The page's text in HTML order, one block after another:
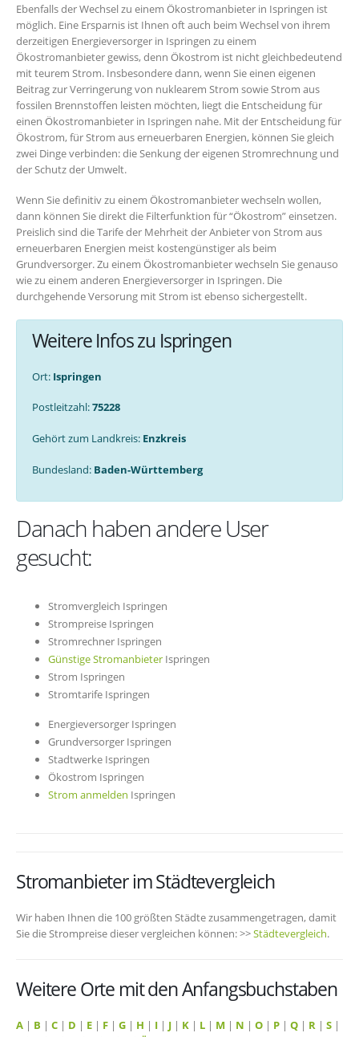
Ebenfalls der Wechsel zu einem Ökostromanbieter in Ispringen ist
möglich. Eine Ersparnis ist Ihnen oft auch beim Wechsel von ihrem
derzeitigen Energieversorger in Ispringen zu einem
Ökostromanbieter gewiss, denn Ökostrom ist nicht gleichbedeutend
mit teurem Strom. Insbesondere dann, wenn Sie einen eigenen
Beitrag zur Verringerung von nuklearem Strom sowie Strom aus
fossilen Brennstoffen leisten möchten, liegt die Entscheidung für
einen Ökostromanbieter in Ispringen nahe. Mit der Entscheidung für
Ökostrom, für Strom aus erneuerbaren Energien, können Sie gleich
zwei Dinge verbinden: die Senkung der eigenen Stromrechnung und
der Schutz der Umwelt.
Wenn Sie definitiv zu einem Ökostromanbieter wechseln wollen,
dann können Sie direkt die Filterfunktion für “Ökostrom” einsetzen.
Preislich sind die Tarife der Mehrheit der Anbieter von Strom aus
erneuerbaren Energien meist kostengünstiger als beim
Grundversorger. Zu einem Ökostromanbieter wechseln Sie genauso
wie zu einem anderen Energieversorger in Ispringen. Die
durchgehende Versorung mit Strom ist ebenso sichergestellt.
Weitere Infos zu Ispringen
Ort: Ispringen
Postleitzahl:75228
Gehört zum Landkreis: Enzkreis
Bundesland: Baden-Württemberg
Danach haben andere User
gesucht:
Stromvergleich Ispringen
Strompreise Ispringen
Stromrechner Ispringen
Günstige Stromanbieter Ispringen
Strom Ispringen
Stromtarife Ispringen
Energieversorger Ispringen
Grundversorger Ispringen
Stadtwerke Ispringen
Ökostrom Ispringen
Strom anmelden Ispringen
Stromanbieter im Städtevergleich
Wir haben Ihnen die 100 größten Städte zusammengetragen, damit
Sie die Strompreise dieser vergleichen können: >>Städtevergleich.
Weitere Orte mit den Anfangsbuchstaben
A | B | C | D | E | F | G | H | I | J | K | L | M | N | O | P | Q | R | S |